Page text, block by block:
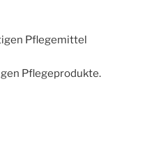
Pflegemittel
Pflegeprodukte.